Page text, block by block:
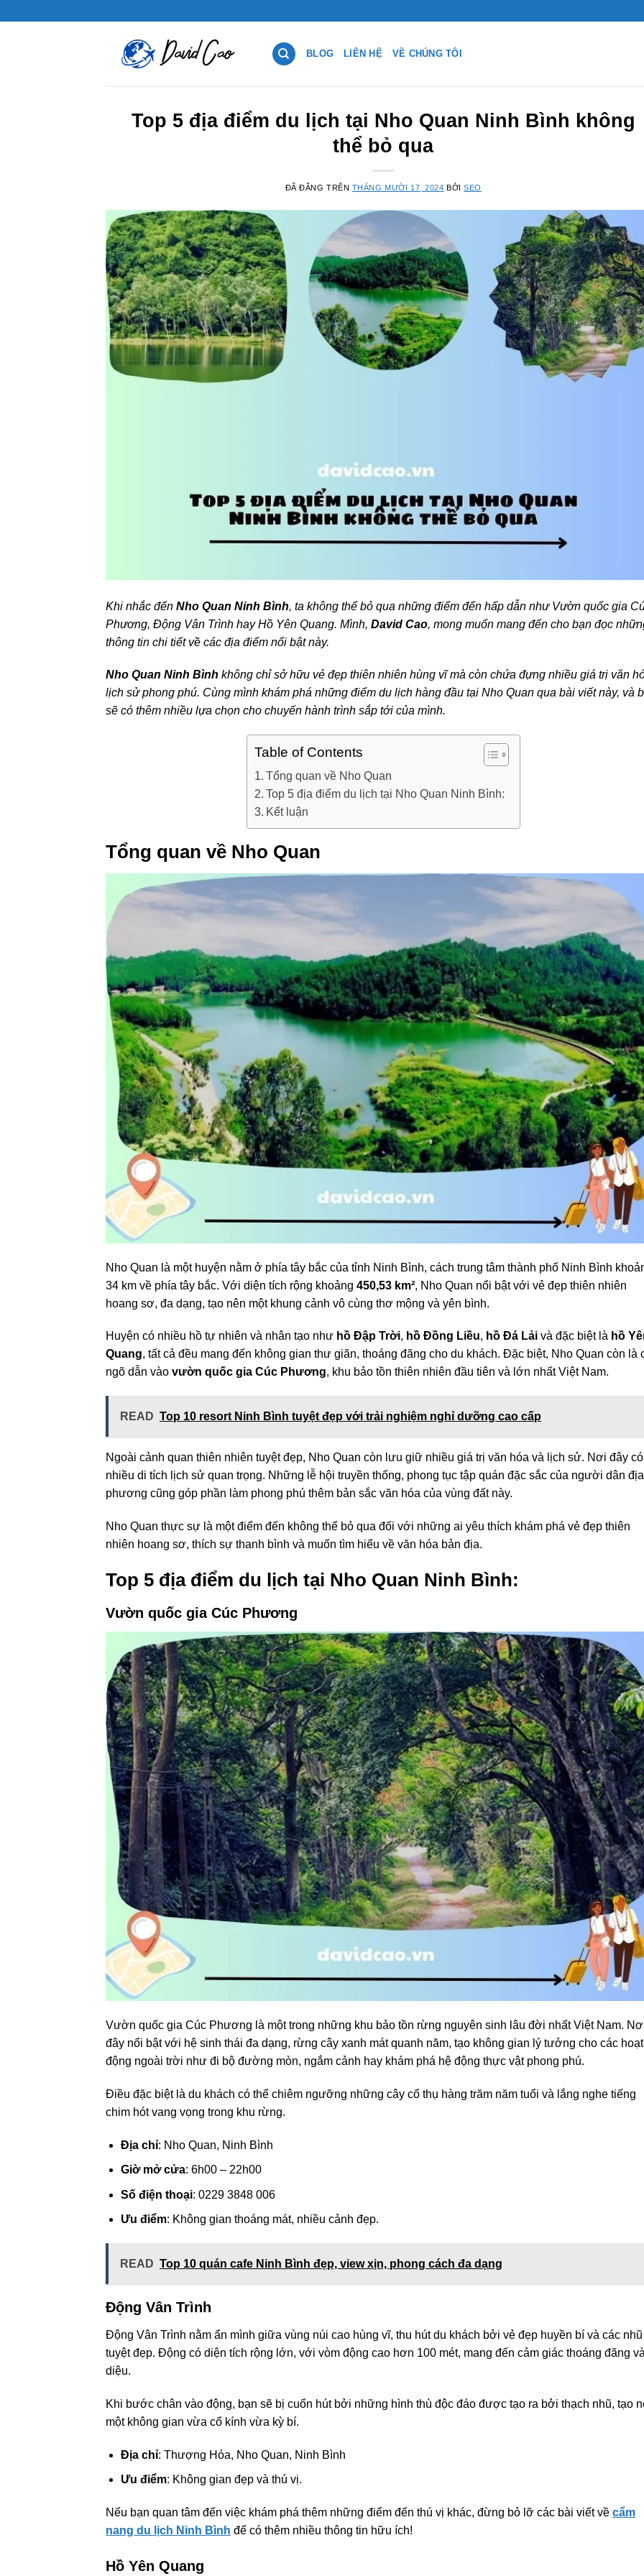
BLOG LIÊN HỆ VỀ CHÚNG TÔI
Top 5 địa điểm du lịch tại Nho Quan Ninh Bình không
thể bỏ qua
ĐÃ ĐĂNG TRÊN THÁNG MƯỜI 17, 2024 BỞISEO
Khi nhắc đến Nho Quan Ninh Bình, ta không thể bỏ qua những điểm đến hấp dẫn như Vườn quốc gia
Phương, Động Vân Trình hay Hồ Yên Quang. Mình, David Cao, mong muốn mang đến cho bạn đọc
thông tin chi tiết về các địa điểm nổi bật này.
Nho Quan Ninh Bình không chỉ sở hữu vẻ đẹp thiên nhiên hùng vĩ mà còn chứa đựng nhiều giá trị văn
lịch sử phong phú. Cùng mình khám phá những điểm du lịch hàng đầu tại Nho Quan qua bài viết này, và
sẽ có thêm nhiều lựa chọn cho chuyến hành trình sắp tới của mình.
Table of Contents
Tổng quan về Nho Quan
Top 5 địa điểm du lịch tại Nho Quan Ninh Bình:
Kết luận
Tổng quan về Nho Quan
Nho Quan là một huyện nằm ở phía tây bắc của tỉnh Ninh Bình, cách trung tâm thành phố Ninh Bình
34 km về phía tây bắc. Với diện tích rộng khoảng 450,53 km², Nho Quan nổi bật với vẻ đẹp thiên nhiên
hoang sơ, đa dạng, tạo nên một khung cảnh vô cùng thơ mộng và yên bình.
Huyện có nhiều hồ tự nhiên và nhân tạo như hồ Đập Trời, hồ Đồng Liều, hồ Đá Lải và đặc biệt là hồ
Quang, tất cả đều mang đến không gian thư giãn, thoáng đãng cho du khách. Đặc biệt, Nho Quan còn là
ngõ dẫn vào vườn quốc gia Cúc Phương, khu bảo tồn thiên nhiên đầu tiên và lớn nhất Việt Nam.
READ Top 10 resort Ninh Bình tuyệt đẹp với trải nghiệm nghỉ dưỡng cao cấp
Ngoài cảnh quan thiên nhiên tuyệt đẹp, Nho Quan còn lưu giữ nhiều giá trị văn hóa và lịch sử. Nơi đây có
nhiều di tích lịch sử quan trọng. Những lễ hội truyền thống, phong tục tập quán đặc sắc của người dân địa
phương cũng góp phần làm phong phú thêm bản sắc văn hóa của vùng đất này.
Nho Quan thực sự là một điểm đến không thể bỏ qua đối với những ai yêu thích khám phá vẻ đẹp thiên
nhiên hoang sơ, thích sự thanh bình và muốn tìm hiểu về văn hóa bản địa.
Top 5 địa điểm du lịch tại Nho Quan Ninh Bình:
Vườn quốc gia Cúc Phương
Vườn quốc gia Cúc Phương là một trong những khu bảo tồn rừng nguyên sinh lâu đời nhất Việt Nam.
đây nổi bật với hệ sinh thái đa dạng, rừng cây xanh mát quanh năm, tạo không gian lý tưởng cho các hoạt
động ngoài trời như đi bộ đường mòn, ngắm cảnh hay khám phá hệ động thực vật phong phú.
Điều đặc biệt là du khách có thể chiêm ngưỡng những cây cổ thụ hàng trăm năm tuổi và lắng nghe tiếng
chim hót vang vọng trong khu rừng.
Địa chỉ: Nho Quan, Ninh Bình
Giờ mở cửa: 6h00 – 22h00
Số điện thoại: 0229 3848 006
Ưu điểm: Không gian thoáng mát, nhiều cảnh đẹp.
READ Top 10 quán cafe Ninh Bình đẹp, view xịn, phong cách đa dạng
Động Vân Trình
Động Vân Trình nằm ẩn mình giữa vùng núi cao hùng vĩ, thu hút du khách bởi vẻ đẹp huyền bí và các
tuyệt đẹp. Động có diện tích rộng lớn, với vòm động cao hơn 100 mét, mang đến cảm giác thoáng đãng
diệu.
Khi bước chân vào động, bạn sẽ bị cuốn hút bởi những hình thù độc đáo được tạo ra bởi thạch nhũ, tạo
một không gian vừa cổ kính vừa kỳ bí.
Địa chỉ: Thượng Hóa, Nho Quan, Ninh Bình
Ưu điểm: Không gian đẹp và thú vị.
Nếu bạn quan tâm đến việc khám phá thêm những điểm đến thú vị khác, đừng bỏ lỡ các bài viết về cẩm
nang du lịch Ninh Bình để có thêm nhiều thông tin hữu ích!
Hồ Yên Quang